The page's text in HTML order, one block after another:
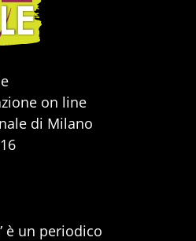
on line
di Milano
è un periodico